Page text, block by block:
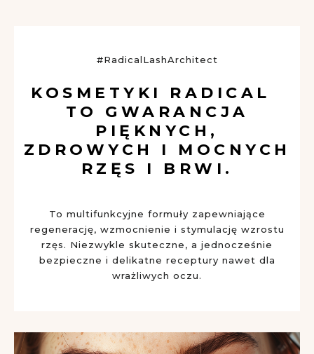
#RadicalLashArchitect
KOSMETYKI RADICAL
TO GWARANCJA
PIĘKNYCH,
ZDROWYCH I MOCNYCH
RZĘS I BRWI.
To multifunkcyjne formuły zapewniające
regenerację, wzmocnienie i stymulację wzrostu
rzęs. Niezwykle skuteczne, a jednocześnie
bezpieczne i delikatne receptury nawet dla
wrażliwych oczu.